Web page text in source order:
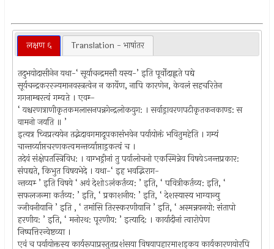
लक्षण ६ Translation - भाषांतर
तदुभयोदासीनेन यथा-‘ सूर्याचन्द्रमसौ यस्य-’ इति पूर्वोदाह्लते पद्ये
सूर्यचन्द्रकररज्यमानवस्त्रत्वेन न कार्येण, नापि कारणेन, केवलं सहचरितेन
गगनाम्बरत्वं गम्यते । एवम्‍-
‘ यश्चरणत्राणीकृतकमलासनपन्नगेन्द्रलोकयुग: । सर्वाड्रावरणपटीकृतकनकाण्ड: स
वामनो जयति ॥ ’
इत्यत्र च्विप्रत्ययेन तद्भेदावगमादूपकासंभवेन पर्यायोक्तं भवितुमहेति । गम्यं
चान्तर्व्याप्तचरणकत्वमन्तर्व्याप्ताड्रकत्वं च ।
तदेवं संक्षेपतस्त्रिविध: । वाग्भड्रीनां तु पर्यालोचनो एकस्मिन्नेव विषयेऽनन्तप्रकार:
संपद्यते, किभुत विषयभेदे । यथा-‘ इह भवद्भिराग-
न्तव्यम्‍ ’ इति विषये ‘ अयं देशोऽलंकर्तव्य: ’ इति, ‘ पवित्रीकर्तव्य: इति, ‘
सफलजन्मा कर्तव्य: ’ इति, ‘ प्रकाशनीय: ’ इति, ‘ देशस्यास्य भाग्यान्यु
ज्जीवनीयानि ’ इति , ‘ तमांसि तिरस्करणीयानि ’ इति, ‘ अस्मन्नयनयो: संतापो
हरणीय: ’ इति, ‘ मनोरथ: पूरणीय: ’ इत्यादि: । कार्यादीनां त्वारोपेण
निष्पत्तिरन्वेष्टव्या ।
एवं च पर्यायोक्तस्य कार्यरूपाप्रस्तुतप्रशंसया विषयापहारमाशड्कय कार्यकारणयोरपि